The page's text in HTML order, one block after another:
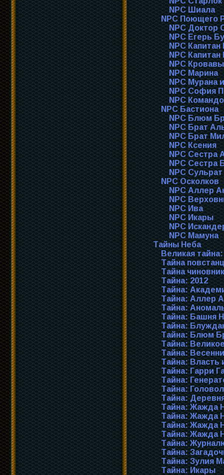
NPC Шиала
NPC Поющего
NPC Доктор
NPC Егерь
NPC Капитан
NPC Капитан
NPC
NPC Марина
NPC Мурана
NPC София
NPC
NPC Бастиона
NPC Блюм
NPC Брат
NPC Брат
NPC Ксения
NPC Сестра
NPC Сестра
NPC Сульрат
NPC Осколков
NPC Аллер
NPC
NPC Ива
NPC Икары
NPC
NPC Мамуна
Тайны Неба
Великая
Тайна
Тайна
Тайна: 2012
Тайна:
Тайна: Аллер
Тайна:
Тайна: Башня
Тайна:
Тайна: Блюм
Тайна:
Тайна:
Тайна: Власть
Тайна: Гарри
Тайна:
Тайна:
Тайна:
Тайна: Жажда
Тайна: Жажда
Тайна: Жажда
Тайна: Жажда
Тайна:
Тайна:
Тайна: Зулия
Тайна: Икары